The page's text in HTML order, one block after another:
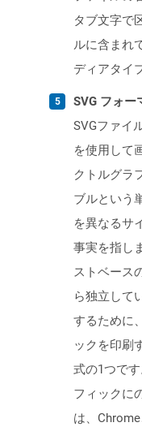
タブ文字で
ルに含まれ
ディアタイ
SVG フォー
SVGファイ
を使用して
クトルグラ
ブルという
を異なるサ
事実を指し
ストベース
ら独立して
するために
ックを印刷
式の1つで
フィックに
は、